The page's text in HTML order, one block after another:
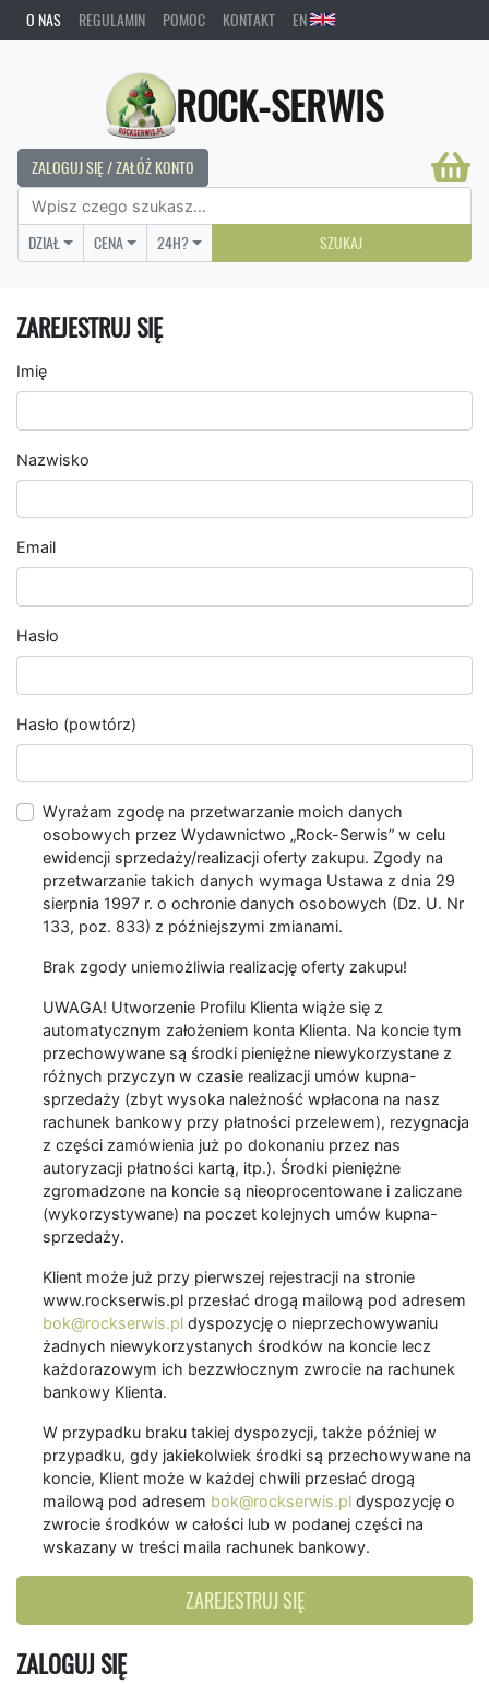
O NAS REGULAMIN POMOC KONTAKT EN
ROCK-SERWIS
ZALOGUJ SIĘ / ZAŁÓŻ KONTO
DZIAŁ CENA 24H? SZUKAJ
ZAREJESTRUJ SIĘ
Imię
Nazwisko
Email
Hasło
Hasło (powtórz)
Wyrażam zgodę na przetwarzanie moich danych
osobowych przez Wydawnictwo „Rock-Serwis” w celu
ewidencji sprzedaży/realizacji oferty zakupu. Zgody na
przetwarzanie takich danych wymaga Ustawa z dnia 29
sierpnia 1997 r. o ochronie danych osobowych (Dz. U. Nr
133, poz. 833) z późniejszymi zmianami.
Brak zgody uniemożliwia realizację oferty zakupu!
UWAGA! Utworzenie Profilu Klienta wiąże się z
automatycznym założeniem konta Klienta. Na koncie tym
przechowywane są środki pieniężne niewykorzystane z
różnych przyczyn w czasie realizacji umów kupna-
sprzedaży (zbyt wysoka należność wpłacona na nasz
rachunek bankowy przy płatności przelewem), rezygnacja
z części zamówienia już po dokonaniu przez nas
autoryzacji płatności kartą, itp.). Środki pieniężne
zgromadzone na koncie są nieoprocentowane i zaliczane
(wykorzystywane) na poczet kolejnych umów kupna-
sprzedaży.
Klient może już przy pierwszej rejestracji na stronie
www.rockserwis.pl przesłać drogą mailową pod adresem
bok@rockserwis.pl dyspozycję o nieprzechowywaniu
żadnych niewykorzystanych środków na koncie lecz
każdorazowym ich bezzwłocznym zwrocie na rachunek
bankowy Klienta.
W przypadku braku takiej dyspozycji, także później w
przypadku, gdy jakiekolwiek środki są przechowywane na
koncie, Klient może w każdej chwili przesłać drogą
mailową pod adresem bok@rockserwis.pl dyspozycję o
zwrocie środków w całości lub w podanej części na
wskazany w treści maila rachunek bankowy.
ZAREJESTRUJ SIĘ
ZALOGUJ SIĘ